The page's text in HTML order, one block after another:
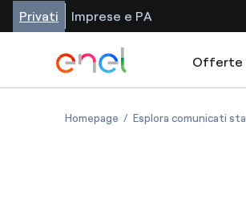
Privati Imprese e PA
Offerte
Homepage Esplora comunicati